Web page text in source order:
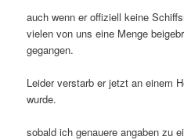
auch wenn er offiziell keine
vielen von uns eine Menge
gegangen.
Leider verstarb er jetzt an einem
wurde.
sobald ich genauere angaben zu